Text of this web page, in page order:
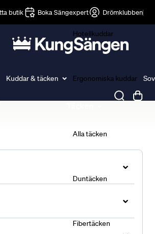
butik Boka Sängexpert Drömklubben
Kuddar & täcken
Hotellkuddar
Ergonomiska kuddar
Alla täcken
Duntäcken
Fibertäcken